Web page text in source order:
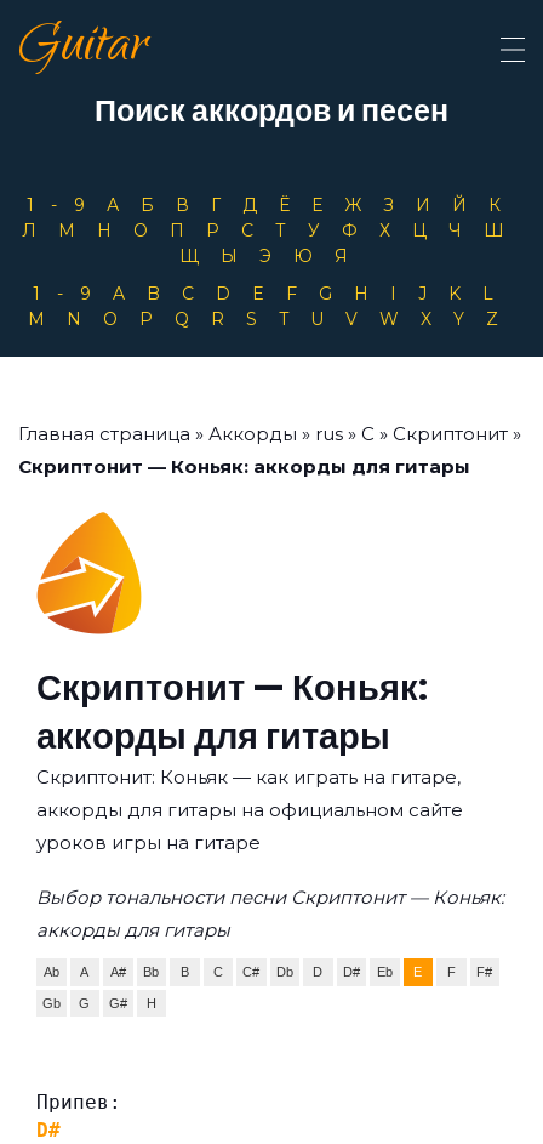
Guitar
Поиск аккордов и песен
1-9 А Б В Г Д Ё Е Ж З И Й
К
Л
М Н О П Р С Т У Ф Х Ц Ч
Ш
Щ
Ы Э Ю
Я
1-9
A B C D E F G H I J K
L
M
N O P Q R S T U V W X Y Z
Главная страница » Аккорды » rus » С » Скриптонит »
Скриптонит — Коньяк: аккорды для гитары
Скриптонит — Коньяк:
аккорды для гитары
Скриптонит: Коньяк — как играть на гитаре,
аккорды для гитары на официальном сайте
уроков игры на гитаре
Выбор тональности песни Скриптонит — Коньяк:
аккорды для гитары
Ab A A# Bb B C C# Db D D# Eb E F F#
Gb G G# H
Припев:
D#